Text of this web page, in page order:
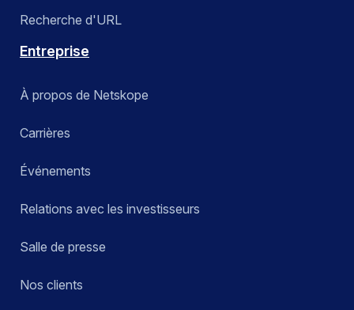
Recherche d'URL
Entreprise
À propos de Netskope
Carrières
Événements
Relations avec les investisseurs
Salle de presse
Nos clients